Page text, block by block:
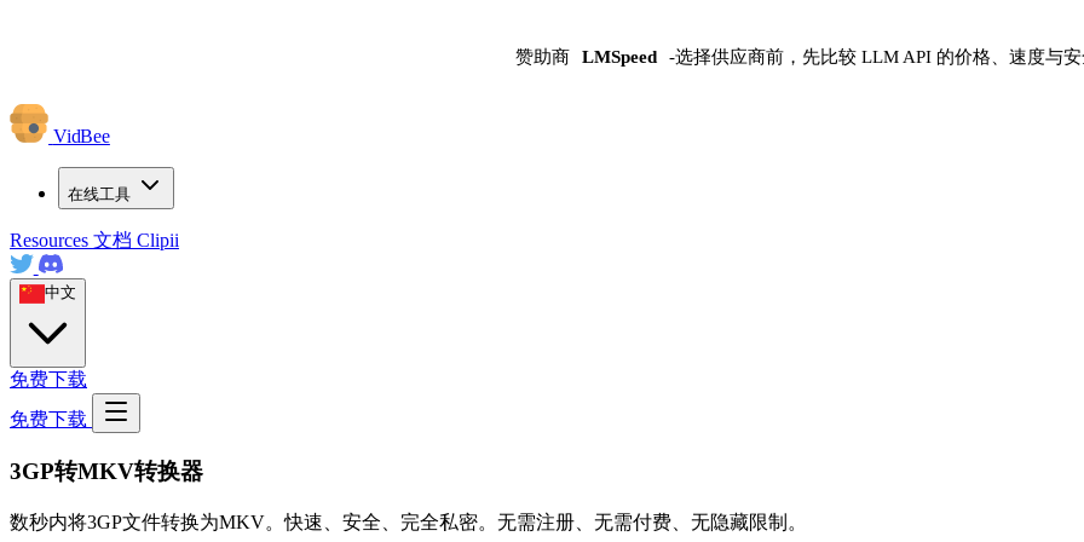
赞助商 LMSpeed -选择供应商前，先比较 LLM API 的价格、速度与
VidBee
在线工具
Resources 文档 Clipii
中文
免费下载
免费下载
3GP转MKV转换器
数秒内将3GP文件转换为MKV。快速、安全、完全私密。无需注册、无需付费、无隐藏限制。